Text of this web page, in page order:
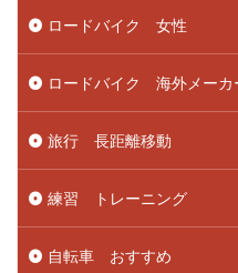
ロードバイク 女性
ロードバイク 海外メーカ
旅行 長距離移動
練習 トレーニング
自転車 おすすめ